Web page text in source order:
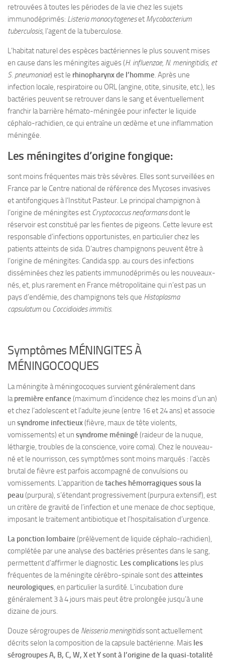
retrouvées à toutes les périodes de la vie chez les sujets
immunodéprimés: Listeria monocytogeneset Mycobacterium
tuberculosis, l’agent de la tuberculose.
L’habitat naturel des espèces bactériennes le plus souvent mises
en cause dans les méningites aiguës (H. influenzae, N. meningitidis, et
S. pneumoniae) est le rhinopharynx de l’homme. Après une
infection locale, respiratoire ou ORL (angine, otite, sinusite, etc.), les
bactéries peuvent se retrouver dans le sang et éventuellement
franchir la barrière hémato-méningée pour infecter le liquide
céphalo-rachidien, ce qui entraîne un œdème et une inflammation
méningée.
Les méningites d’origine fongique:
sont moins fréquentes mais très sévères. Elles sont surveillées en
France par le Centre national de référence des Mycoses invasives
et antifongiques à l’Institut Pasteur. Le principal champignon à
l’origine de méningites est Cryptococcus neoformansdont le
réservoir est constitué par les fientes de pigeons. Cette levure est
responsable d’infections opportunistes, en particulier chez les
patients atteints de sida. D’autres champignons peuvent être à
l’origine de méningites: Candida spp. au cours des infections
disséminées chez les patients immunodéprimés ou les nouveaux-
nés, et, plus rarement en France métropolitaine qui n’est pas un
pays d’endémie, des champignons tels que Histoplasma
capsulatumou Coccidioides immitis.
Symptômes MÉNINGITES À
MÉNINGOCOQUES
La méningite à méningocoques survient généralement dans
lapremière enfance (maximum d’incidence chez les moins d’un an)
et chez l’adolescent et l’adulte jeune (entre 16 et 24 ans) et associe
un syndrome infectieux(fièvre, maux de tête violents,
vomissements) et un syndrome méningé (raideur de la nuque,
léthargie, troubles de la conscience, voire coma). Chez le nouveau-
né et le nourrisson, ces symptômes sont moins marqués : l’accès
brutal de fièvre est parfois accompagné de convulsions ou
vomissements. L’apparition de taches hémorragiques sous la
peau(purpura), s’étendant progressivement (purpura extensif), est
un critère de gravité de l’infection et une menace de choc septique,
imposant le traitement antibiotique et l’hospitalisation d’urgence.
La ponction lombaire (prélèvement de liquide céphalo-rachidien),
complétée par une analyse des bactéries présentes dans le sang,
permettent d’affirmer le diagnostic. Les complications les plus
fréquentes de la méningite cérébro-spinale sont desatteintes
neurologiques, en particulier la surdité. L’incubation dure
généralement 3 à 4 jours mais peut être prolongée jusqu’à une
dizaine de jours.
Douze sérogroupes de Neisseria meningitidissont actuellement
décrits selon la composition de la capsule bactérienne. Mais les
sérogroupes A, B, C, W, X et Y sont à l’origine de la quasi-totalité